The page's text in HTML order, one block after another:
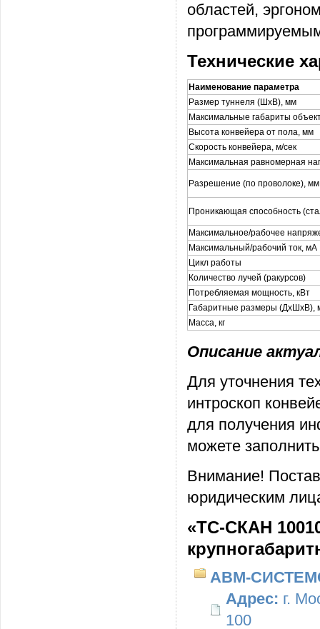
областей,
Технические
Наименование параметра
Размер туннеля (ШхВ), мм
Максимальные габариты
Высота конвейера от пола, мм
Скорость конвейера, м/сек
Максимальная равномерная
Разрешение (по проволоке), мм
Проникающая способность
Максимальное/рабочее
Максимальный/рабочий ток, мА
Цикл работы
Количество лучей (ракурсов)
Потребляемая мощность, кВт
Габаритные размеры (ДхШхВ),
Масса, кг
Описание
Для уточнения
интроскоп
для получения
можете
Внимание!
юридическим
«ТС-СКАН
АВМ-
Адрес: г.
100